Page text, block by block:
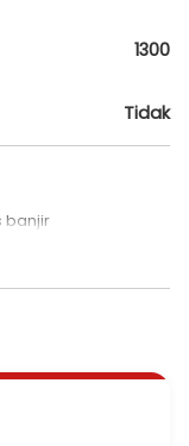
1300
Tidak
banjir